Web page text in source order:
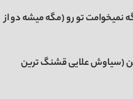
نمیخوامت تو رو (مگه میشه دو از
من (سیاوش علایی قشنگ ترین